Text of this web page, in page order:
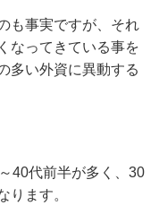
も事実ですが、それ
なってきている事を
多い外資に異動する
40代前半が多く、30
ります。